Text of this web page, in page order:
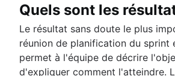
Quels sont les
Le résultat sans doute le plus
réunion de planification du sprint
permet à l'équipe de décrire
d'expliquer comment l'atteindre.